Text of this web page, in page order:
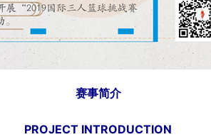
赛事简介
PROJECT INTRODUCTION